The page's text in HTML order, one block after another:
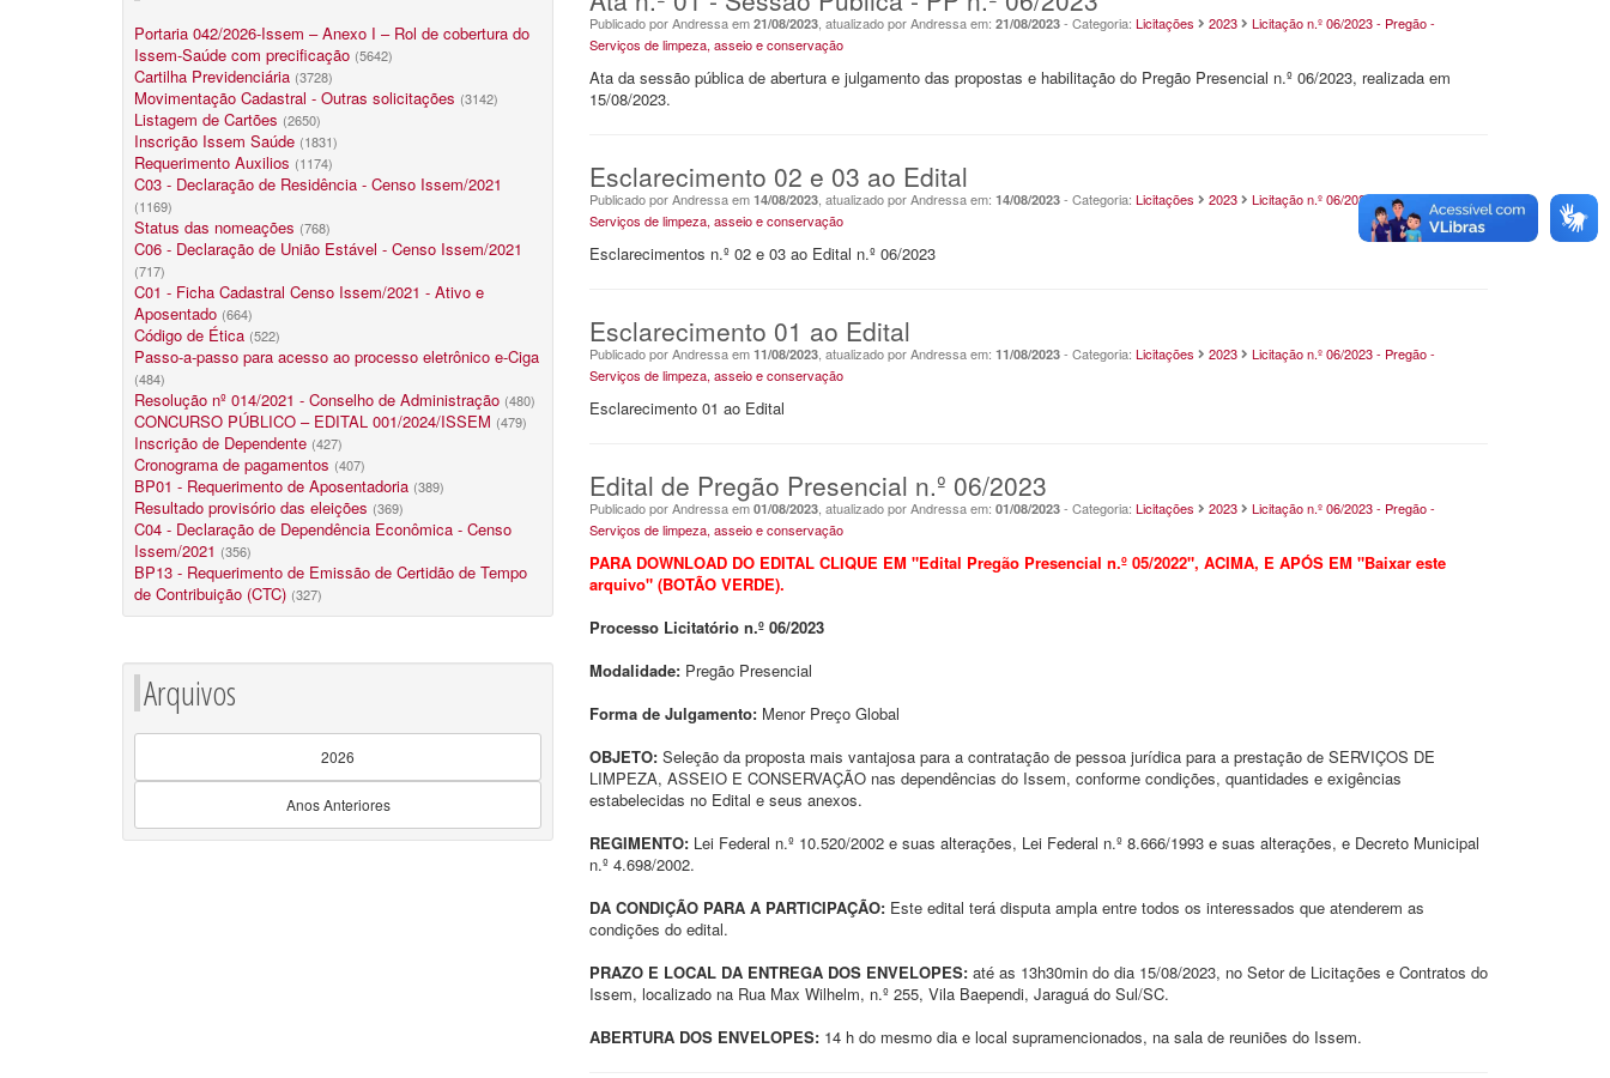
Portaria 042/2026-Issem – Anexo I – Rol de cobertura do
Issem-Saúde com precificação (5642)
Cartilha Previdenciária (3728)
Movimentação Cadastral - Outras solicitações (3142)
Listagem de Cartões (2650)
Inscrição Issem Saúde (1831)
Requerimento Auxilios (1174)
C03 - Declaração de Residência - Censo Issem/2021
(1169)
Status das nomeações (768)
C06 - Declaração de União Estável - Censo Issem/2021
(717)
C01 - Ficha Cadastral Censo Issem/2021 - Ativo e
Aposentado (664)
Código de Ética (522)
Passo-a-passo para acesso ao processo eletrônico e-Ciga
(484)
Resolução nº 014/2021 - Conselho de Administração (480)
CONCURSO PÚBLICO – EDITAL 001/2024/ISSEM (479)
Inscrição de Dependente (427)
Cronograma de pagamentos (407)
BP01 - Requerimento de Aposentadoria (389)
Resultado provisório das eleições (369)
C04 - Declaração de Dependência Econômica - Censo
Issem/2021 (356)
BP13 - Requerimento de Emissão de Certidão de Tempo
de Contribuição (CTC) (327)
Arquivos
2026
Anos Anteriores
Publicado por Andressa em 21/08/2023 , atualizado por Andressa em: 21/08/2023 - Categoria: Licitações 2023
Licitação n.º 06/2023 - Pregão -
Serviços de limpeza, asseio e conservação
Ata da sessão pública de abertura e julgamento das propostas e habilitação do Pregão Presencial n.º 06/2023, realizada em
15/08/2023.
Esclarecimento 02 e 03 ao Edital
Publicado por Andressa em 14/08/2023 , atualizado por Andressa em: 14/08/2023 - Categoria: Licitações 2023
Licitação n.º 06/2023 - Pregão -
Serviços de limpeza, asseio e conservação
Esclarecimentos n.º 02 e 03 ao Edital n.º 06/2023
Esclarecimento 01 ao Edital
Publicado por Andressa em 11/08/2023 , atualizado por Andressa em: 11/08/2023 - Categoria: Licitações 2023
Licitação n.º 06/2023 - Pregão -
Serviços de limpeza, asseio e conservação
Esclarecimento 01 ao Edital
Edital de Pregão Presencial n.º 06/2023
Publicado por Andressa em 01/08/2023 , atualizado por Andressa em: 01/08/2023 - Categoria: Licitações 2023
Licitação n.º 06/2023 - Pregão -
Serviços de limpeza, asseio e conservação
PARA DOWNLOAD DO EDITAL CLIQUE EM "Edital Pregão Presencial n.º 05/2022", ACIMA, E APÓS EM "Baixar este
arquivo" (BOTÃO VERDE).
Processo Licitatório n.º 06/2023
Modalidade: Pregão Presencial
Forma de Julgamento: Menor Preço Global
OBJETO: Seleção da proposta mais vantajosa para a contratação de pessoa jurídica para a prestação de SERVIÇOS DE
LIMPEZA, ASSEIO E CONSERVAÇÃO nas dependências do Issem, conforme condições, quantidades e exigências
estabelecidas no Edital e seus anexos.
REGIMENTO: Lei Federal n.º 10.520/2002 e suas alterações, Lei Federal n.º 8.666/1993 e suas alterações, e Decreto Municipal
n.º 4.698/2002.
DA CONDIÇÃO PARA A PARTICIPAÇÃO: Este edital terá disputa ampla entre todos os interessados que atenderem as
condições do edital.
PRAZO E LOCAL DA ENTREGA DOS ENVELOPES: até as 13h30min do dia 15/08/2023, no Setor de Licitações e Contratos do
Issem, localizado na Rua Max Wilhelm, n.º 255, Vila Baependi, Jaraguá do Sul/SC.
ABERTURA DOS ENVELOPES: 14 h do mesmo dia e local supramencionados, na sala de reuniões do Issem.